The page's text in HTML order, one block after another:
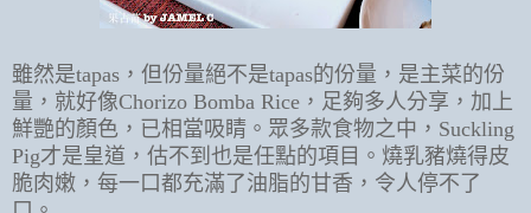
雖然是tapas，但份量絕不是tapas的份量，是主菜的份
量，就好像Chorizo Bomba Rice，足夠多人分享，加上
鮮艷的顏色，已相當吸睛。 眾多款食物之中，Suckling
Pig才是皇道，估不到也是任點的項目。燒乳豬燒得皮
脆肉嫩，每一口都充滿了油脂的甘香，令人停不了